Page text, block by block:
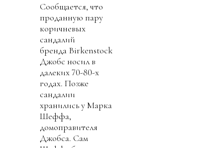
Сообщается, что
проданную пару
коричневых
сандалий
бренда Birkenstock
Джобс носил в
далеких 70-80-х
годах. Позже
сандалии
хранились у Марка
Шеффа,
домоправителя
Джобса. Сам